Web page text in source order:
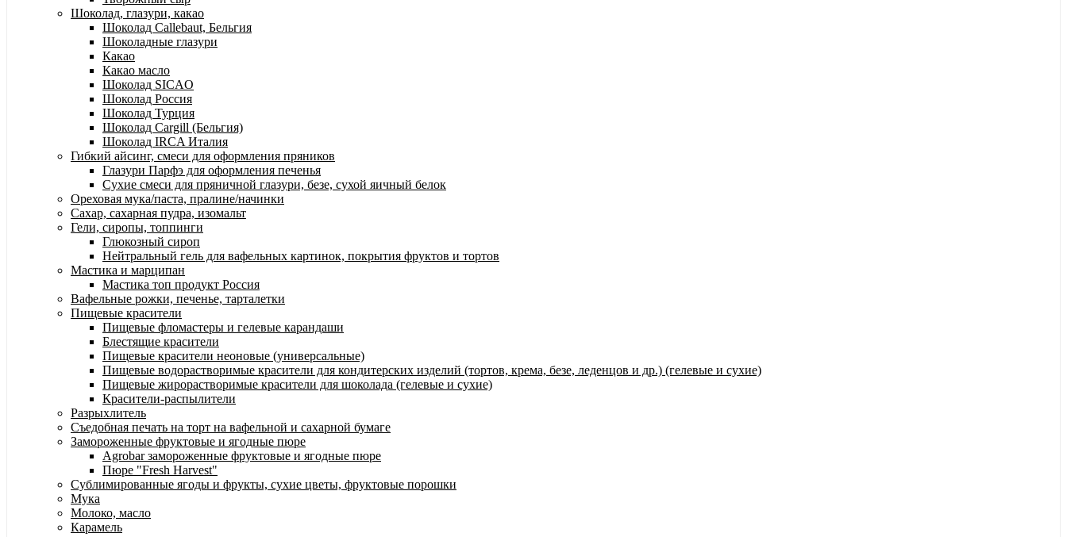
Шоколад, глазури, какао
Шоколад Callebaut, Бельгия
Шоколадные глазури
Какао
Какао масло
Шоколад SICAO
Шоколад Россия
Шоколад Турция
Шоколад Cargill (Бельгия)
Шоколад IRCA Италия
Гибкий айсинг, смеси для оформления пряников
Глазури Парфэ для оформления печенья
Сухие смеси для пряничной глазури, безе, сухой яичный белок
Ореховая мука/паста, пралине/начинки
Сахар, сахарная пудра, изомальт
Гели, сиропы, топпинги
Глюкозный сироп
Нейтральный гель для вафельных картинок, покрытия фруктов и тортов
Мастика и марципан
Мастика топ продукт Россия
Вафельные рожки, печенье, тарталетки
Пищевые красители
Пищевые фломастеры и гелевые карандаши
Блестящие красители
Пищевые красители неоновые (универсальные)
Пищевые водорастворимые красители для кондитерских изделий (тортов, крема, безе, леденцов и др.) (гелевые и сухие)
Пищевые жирорастворимые красители для шоколада (гелевые и сухие)
Красители-распылители
Разрыхлитель
Съедобная печать на торт на вафельной и сахарной бумаге
Замороженные фруктовые и ягодные пюре
Agrobar замороженные фруктовые и ягодные пюре
Пюре "Fresh Harvest"
Сублимированные ягоды и фрукты, сухие цветы, фруктовые порошки
Мука
Молоко, масло
Карамель